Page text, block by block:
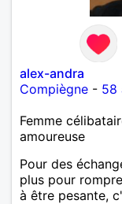
alex-andra
Compiègne - 58
Femme
amoureuse
Pour des
plus pour
à être pesante,